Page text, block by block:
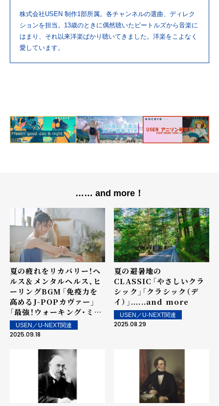
株式会社USEN 制作1部所属。各チャンネルの選曲、ディレク
ションを担当。13歳のときに偶然聴いたビートルズから音楽に
はまり、それ以来洋楽ばかり聴いてきました。洋楽をこよなく
愛しています。
…… and more！
夏の疲れをリカバリー！ヘ
ルス＆メンタルヘルス、ヒ
ーリングBGM――「免疫力を
高めるJ-POPカヴァー」
「最強！ウォーキング・ミュ
ージック」「シニアのため
のヒーリング」「テストス
ク」......and more！
USEN／U-NEXT関連
2025.09.18
夏の避暑地の
CLASSIC――「やさしいクラ
シック」「クラシック（デ
イ）」......and more
USEN／U-NEXT関連
2025.08.29